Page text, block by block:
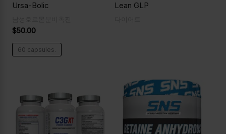
Ursa-Bolic
$50.00
60 capsules.
Lean GLP